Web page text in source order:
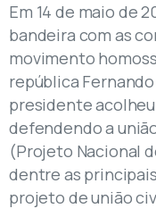
Em 14 de maio de
bandeira com as
movimento
república
presidente
defendendo a
(Projeto Nacional
dentre as
projeto de união